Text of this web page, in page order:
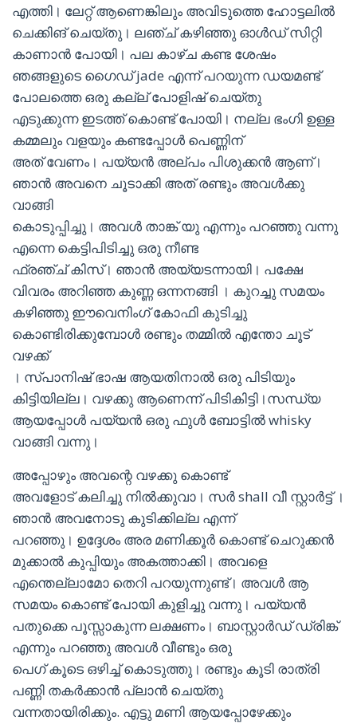
എത്തി। ലേറ്റ് ആണെങ്കിലും അവിടുത്തെ ഹോട്ടലിൽ
ചെക്കിങ് ചെയ്തു। ലഞ്ച് കഴിഞ്ഞു ഓൾഡ് സിറ്റി
കാണാൻ പോയി। പല കാഴ്ച കണ്ട ശേഷം
ഞങ്ങളുടെ ഗൈഡ് jade എന്ന് പറയുന്ന ഡയമണ്ട്
പോലത്തെ ഒരു കല്ല് പോളിഷ് ചെയ്തു
എടുക്കുന്ന ഇടത്ത് കൊണ്ട് പോയി। നല്ല ഭംഗി ഉള്ള
കമ്മലും വളയും കണ്ടപ്പോൾ പെണ്ണിന്
അത് വേണം। പയ്യൻ അല്പം പിശുക്കൻ ആണ്।
ഞാൻ അവനെ ചൂടാക്കി അത് രണ്ടും അവൾക്കു
വാങ്ങി
കൊടുപ്പിച്ചു। അവൾ താങ്ക് യു എന്നും പറഞ്ഞു വന്നു
എന്നെ കെട്ടിപിടിച്ചു ഒരു നീണ്ട
ഫ്രഞ്ച് കിസ്। ഞാൻ അയ്യടന്നായി। പക്ഷേ
വിവരം അറിഞ്ഞ കുണ്ണ ഒന്നനങ്ങി । കുറച്ചു സമയം
കഴിഞ്ഞു ഈവെനിംഗ് കോഫി കുടിച്ചു
കൊണ്ടിരിക്കുമ്പോൾ രണ്ടും തമ്മിൽ എന്തോ ചൂട്
വഴക്ക്
। സ്പാനിഷ് ഭാഷ ആയതിനാൽ ഒരു പിടിയും
കിട്ടിയില്ല। വഴക്കു ആണെന്ന് പിടികിട്ടി।സന്ധ്യ
ആയപ്പോൾ പയ്യൻ ഒരു ഫുൾ ബോട്ടിൽ whisky
വാങ്ങി വന്നു।
അപ്പോഴും അവന്റെ വഴക്കു കൊണ്ട്
അവളോട് കലിച്ചു നിൽക്കുവാ। സർ shall വീ സ്റ്റാർട്ട് ।
ഞാൻ അവനോടു കുടിക്കില്ല എന്ന്
പറഞ്ഞു। ഉദ്ദേശം അര മണിക്കൂർ കൊണ്ട് ചെറുക്കൻ
മുക്കാൽ കുപ്പിയും അകത്താക്കി। അവളെ
എന്തെല്ലാമോ തെറി പറയുന്നുണ്ട്। അവൾ ആ
സമയം കൊണ്ട് പോയി കുളിച്ചു വന്നു। പയ്യൻ
പതുക്കെ പൂസ്സാകുന്ന ലക്ഷണം। ബാസ്റ്റാർഡ് ഡ്രിങ്ക്
എന്നും പറഞ്ഞു അവൾ വീണ്ടും ഒരു
പെഗ് കൂടെ ഒഴിച്ച് കൊടുത്തു। രണ്ടും കൂടി രാത്രി
പണ്ണി തകർക്കാൻ പ്ലാൻ ചെയ്തു
വന്നതായിരിക്കും. എട്ടു മണി ആയപ്പോഴേക്കും